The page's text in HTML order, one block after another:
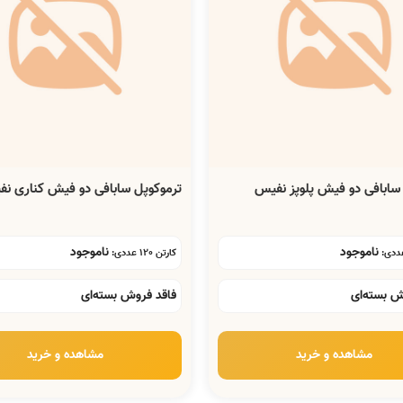
سابافی دو فیش پلوپز نفیس
ناموجود
بسته‌ای
مشاهده و خرید
ترموکوپل سابافی دو فیش کناری
کارتن 120 عددی: ناموجود
فاقد فروش بسته‌ای
مشاهده و خرید